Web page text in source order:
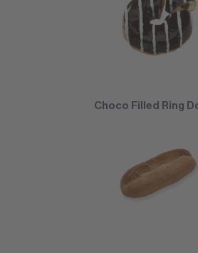
Choco Filled Ring